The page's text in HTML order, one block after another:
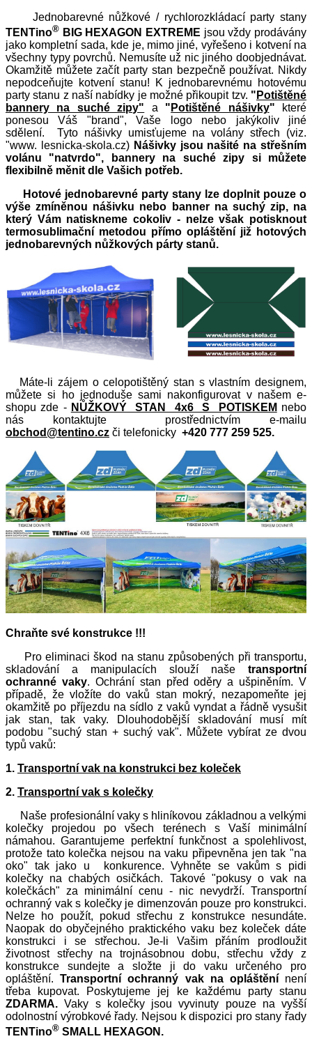
Jednobarevné nůžkové / rychlorozkládací party stany
TENTino® BIG HEXAGON EXTREME jsou vždy prodávány
jako kompletní sada, kde je, mimo jiné, vyřešeno i kotvení na
všechny typy povrchů. Nemusíte už nic jiného doobjednávat.
Okamžitě můžete začít party stan bezpečně používat. Nikdy
nepodceňujte kotvení stanu! K jednobarevnému hotovému
party stanu z naší nabídky je možné přikoupit tzv. " Potištěné
bannery na suché zipy"
a " Potištěné nášivky" které
ponesou Váš "brand", Vaše logo nebo jakýkoliv jiné
sdělení. Tyto nášivky umisťujeme na volány střech (viz.
"www. lesnicka-skola.cz) Nášivky jsou našité na střešním
volánu "natvrdo", bannery na suché zipy si můžete
flexibilně měnit dle Vašich potřeb.
Hotové jednobarevné party stany lze doplnit pouze o
výše zmíněnou nášivku nebo banner na suchý zip, na
který Vám natiskneme cokoliv - nelze však potisknout
termosublimační metodou přímo opláštění již hotových
jednobarevných nůžkových párty stanů.
Máte-li zájem o celopotištěný stan s vlastním designem,
můžete si ho jednoduše sami nakonfigurovat v našem e-
shopu zde - NŮŽKOVÝ STAN 4x6 S POTISKEM nebo
nás
kontaktujte prostřednictvím e-mailu
obchod@tentino.cz či telefonicky +420 777 259 525.
Chraňte své konstrukce !!!
Pro eliminaci škod na stanu způsobených při transportu,
skladování a manipulacích slouží naše transportní
ochranné vaky. Ochrání stan před oděry a ušpiněním. V
případě, že vložíte do vaků stan mokrý, nezapomeňte jej
okamžitě po příjezdu na sídlo z vaků vyndat a řádně vysušit
jak stan, tak vaky. Dlouhodobější skladování musí mít
podobu "suchý stan + suchý vak". Můžete vybírat ze dvou
typů vaků:
1. Transportní vak na konstrukci bez koleček
2. Transportní vak s kolečky
Naše profesionální vaky s hliníkovou základnou a velkými
kolečky projedou po všech terénech s Vaší minimální
námahou. Garantujeme perfektní funkčnost a spolehlivost,
protože tato kolečka nejsou na vaku připevněna jen tak "na
oko" tak jako u konkurence. Vyhněte se vakům s pidi
kolečky na chabých osičkách. Takové "pokusy o vak na
kolečkách" za minimální cenu - nic nevydrží. Transportní
ochranný vak s kolečky je dimenzován pouze pro konstrukci.
Nelze ho použít, pokud střechu z konstrukce nesundáte.
Naopak do obyčejného praktického vaku bez koleček dáte
konstrukci i se střechou. Je-li Vašim přáním prodloužit
životnost střechy na trojnásobnou dobu, střechu vždy z
konstrukce sundejte a složte ji do vaku určeného pro
opláštění.Transportní ochranný vak na opláštěnínení
třeba kupovat. Poskytujeme jej ke každému party stanu
ZDARMA. Vaky s kolečky jsou vyvinuty pouze na vyšší
odolnostní výrobkové řady. Nejsou k dispozici pro stany řady
TENTino® SMALL HEXAGON.